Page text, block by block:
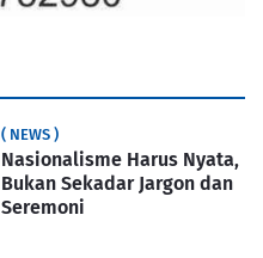
( NEWS )
Nasionalisme Harus Nyata,
Bukan Sekadar Jargon dan
Seremoni